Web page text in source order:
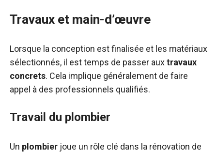
Travaux et main-d’œuvre
Lorsque la conception est finalisée et les matériaux
sélectionnés, il est temps de passer auxtravaux
concrets. Cela implique généralement de faire
appel à des professionnels qualifiés.
Travail du plombier
Un plombier joue un rôle clé dans la rénovation de